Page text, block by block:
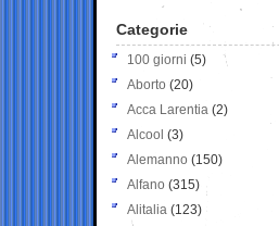
Categorie
100 giorni (5)
Aborto (20)
Acca Larentia (2)
Alcool (3)
Alemanno (150)
Alfano (315)
Alitalia (123)